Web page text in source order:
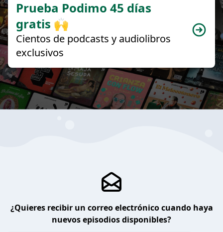
Prueba Podimo 45 días
gratis 🙌
Cientos de podcasts y audiolibros
exclusivos
¿Quieres recibir un correo electrónico cuando haya
nuevos episodios disponibles?